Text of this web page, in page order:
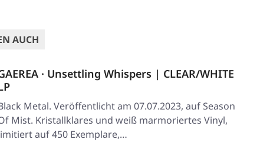
AUCH
· Unsettling Whispers | CLEAR/WHITE
Metal. Veröffentlicht am 07.07.2023, auf Season
Mist. Kristallklares und weiß marmoriertes Vinyl,
auf 450 Exemplare,…